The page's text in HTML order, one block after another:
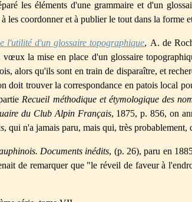
les éléments d'une grammaire et d'un
les coordonner et à publier le tout dans la forme
l'utilité d'un glossaire topographique, A. de
la mise en place d'un glossaire
alors qu'ils sont en train de disparaître, et
trouver la correspondance en patois local
Recueil méthodique et étymologique des
du Club Alpin Français, 1875, p. 856, on
, qui n'a jamais paru, mais qui, très probablement,
Documents inédits, (p. 26), paru en
de remarquer que "le réveil de faveur à